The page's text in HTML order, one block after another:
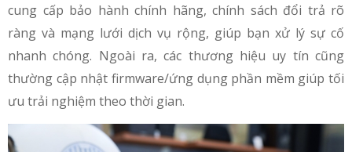
cung cấp bảo hành chính hãng, chính sách đổi trả rõ
ràng và mạng lưới dịch vụ rộng, giúp bạn xử lý sự cố
nhanh chóng. Ngoài ra, các thương hiệu uy tín cũng
thường cập nhật firmware/ứng dụng phần mềm giúp tối
ưu trải nghiệm theo thời gian.